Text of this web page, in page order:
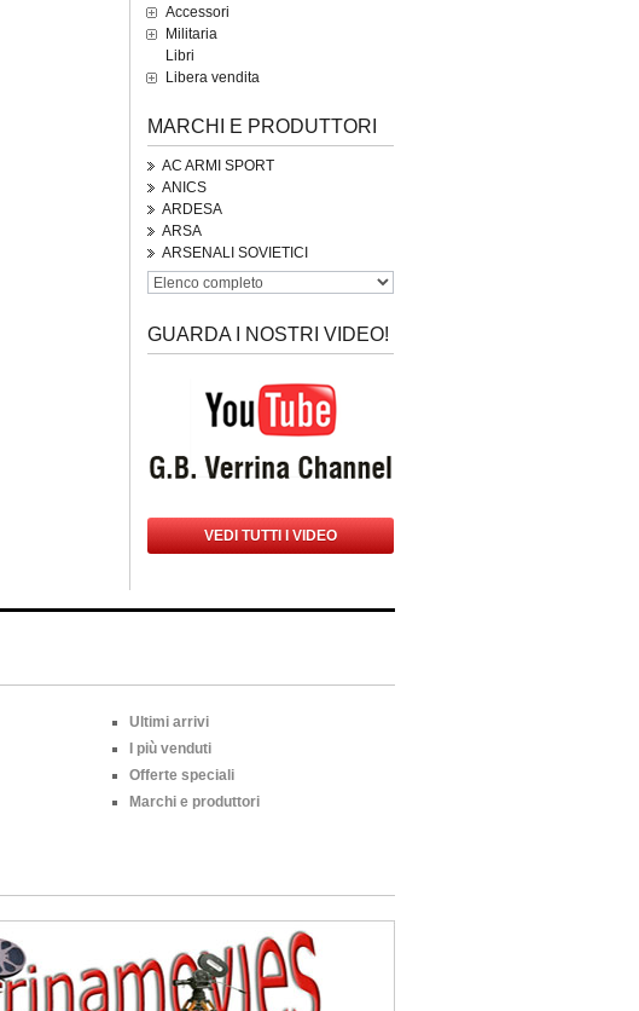
Accessori
Militaria
Libri
Libera vendita
MARCHI E PRODUTTORI
AC ARMI SPORT
ANICS
ARDESA
ARSA
ARSENALI SOVIETICI
GUARDA I NOSTRI VIDEO!
VEDI TUTTI I VIDEO
Ultimi arrivi
I più venduti
Offerte speciali
Marchi e produttori